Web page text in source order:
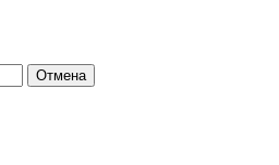
Отмена